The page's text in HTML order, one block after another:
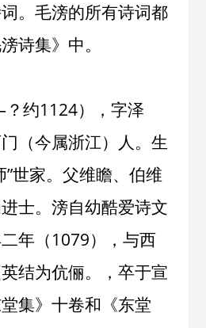
。毛滂的所有诗词都
诗集》中。
约1124），字泽
（今属浙江）人。生
”世家。父维瞻、伯维
士。滂自幼酷爱诗文
年（1079），与西
结为伉俪。，卒于宣
集》十卷和《东堂